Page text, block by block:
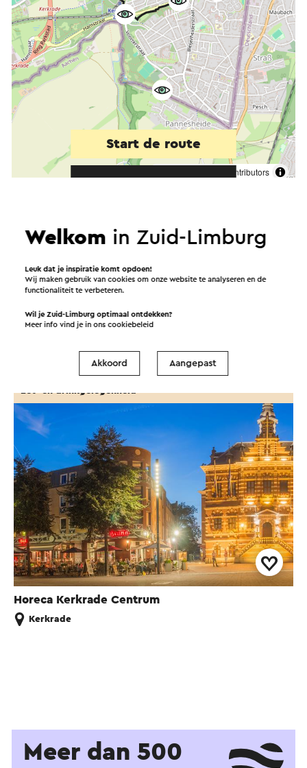
contributors
Start de route
In de omgeving
Eten en drinken Attracties
Horeca Kerkrade Centrum
Kerkrade
Meer dan 500
Welkom in Zuid-Limburg
Leuk dat je inspiratie komt opdoen!
Wij maken gebruik van cookies om onze website te analyseren en de
functionaliteit te verbeteren.
Wil je Zuid-Limburg optimaal ontdekken?
Meer info vind je in onscookiebeleid
Akkoord Aangepast